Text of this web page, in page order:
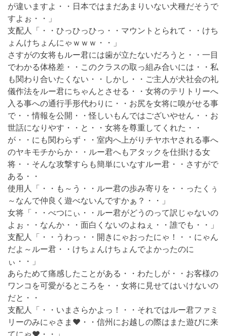
が違いますよ・・日本ではまだあまりいない犬種だそうで
すよぉ・・」
支配人「・・ひっひっひっ・・マウントとられて・・けち
ょんけちょんにゃｗｗｗ・・」
さすがの女将もルー君には歯が立たないだろうと・・一目
でわかる体格差・・このクラスの取っ組み合いには・・私
も関わり合いたくない・・しかし・・ご主人が犬社会の礼
儀作法をルー君にちゃんとさせる・・女将のテリトリーへ
入る事への通行手形代わりに・・お尻を女将に嗅がせる事
で・・情報を公開・・怪しいもんではございやせん・・お
世話になりやす・・と・・女将を尊重してくれた・・
が・・にも関わらず・・室内へ上がりチヤホヤされる事へ
のヤキモチからか・・ルー君へもアタックを仕掛ける女
将・・そんな攻撃すらも簡単にいなすルー君・・さすがで
ある・・
使用人「・・も～う・・ルー君の歩み寄りを・・ったくぅ
～なんで仲良く遊べないんですかぁ？・・」
女将「・・べつにぃ・・ルー君がどうのって訳じゃないの
よぉ・・なんか・・面白くないのよねぇ・・誰でも・・」
支配人「・・うわっ・・開きにゃおったにゃ！・・にゃん
だよ～ルー君・・けちょんけちょんでよかったのに
ぃ・・」
あらためて痛感したことがある・・わたしが・・お客様の
ワンコを可愛がるところを・・女将に見せてはいけないの
だと・・
支配人「・・いまさらかよっ！・・それではルー君ファミ
リーのみにゃさま❤・・信州にお越しの際はまた遊びに来